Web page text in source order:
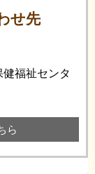
せ先
福祉センタ
ら